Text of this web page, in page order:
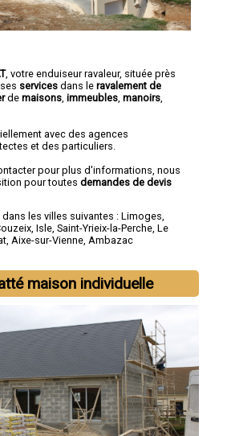
, votre enduiseur ravaleur, située près
services dans le ravalement de
de maisons immeubles manoirs
avec des agences
et des particuliers.
pour plus d'informations, nous
pour toutes demandes de devis
les villes suivantes : Limoges,
, Isle, Saint-Yrieix-la-Perche, Le
, Aixe-sur-Vienne, Ambazac
maison individuelle